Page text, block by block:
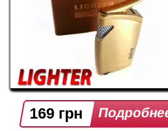
169 грн